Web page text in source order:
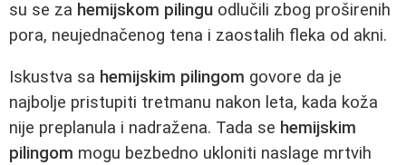
su se za hemijskom pilingu odlučili zbog proširenih
pora, neujednačenog tena i zaostalih fleka od akni.
Iskustva sa hemijskim pilingom govore da je
najbolje pristupiti tretmanu nakon leta, kada koža
nije preplanula i nadražena. Tada se hemijskim
pilingom mogu bezbedno ukloniti naslage mrtvih